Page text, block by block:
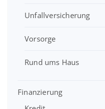
Unfallversicherung
Vorsorge
Rund ums Haus
Finanzierung